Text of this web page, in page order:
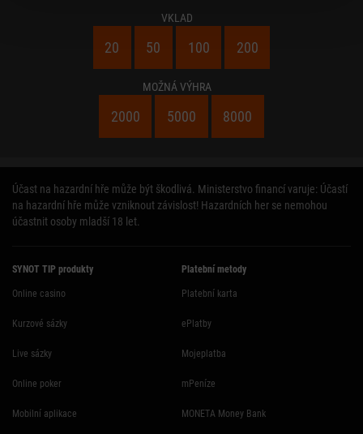
VKLAD
20 50 100 200
MOŽNÁ VÝHRA
2000 5000 8000
Účast na hazardní hře může být škodlivá. Ministerstvo financí varuje: Účastí
na hazardní hře může vzniknout závislost! Hazardních her se nemohou
účastnit osoby mladší 18 let.
SYNOT TIP produkty
Online casino
Kurzové sázky
Live sázky
Online poker
Mobilní aplikace
Platební metody
Platební karta
ePlatby
Mojeplatba
mPeníze
MONETA Money Bank